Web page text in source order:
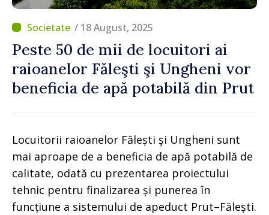
/ 18 August, 2025
Peste 50 de mii de locuitori ai
raioanelor Făleşti şi Ungheni vor
beneficia de apă potabilă din Prut
Locuitorii raioanelor Fălești şi Ungheni sunt
mai aproape de a beneficia de apă potabilă de
calitate, odată cu prezentarea proiectului
tehnic pentru finalizarea și punerea în
funcțiune a sistemului de apeduct Prut–Fălești.